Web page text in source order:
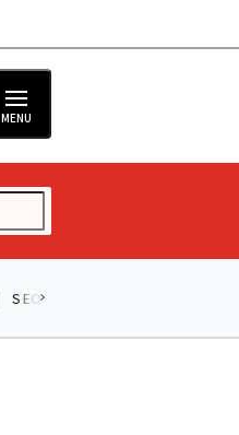
MENU
SEO